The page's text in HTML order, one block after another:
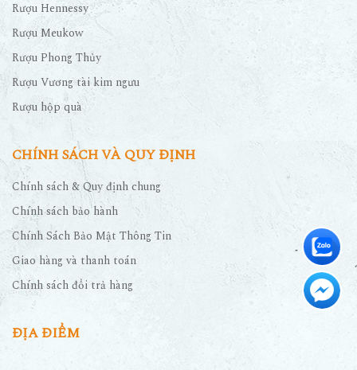
Rượu Hennessy
Rượu Meukow
Rượu Phong Thủy
Rượu Vương tài kim ngưu
Rượu hộp quà
CHÍNH SÁCH VÀ QUY ĐỊNH
Chính sách & Quy định chung
Chính sách bảo hành
Chính Sách Bảo Mật Thông Tin
Giao hàng và thanh toán
Chính sách đổi trả hàng
ĐỊA ĐIỂM